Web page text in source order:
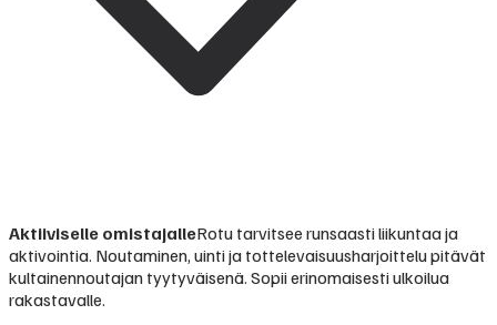
Aktiiviselle omistajalleRotu tarvitsee runsaasti liikuntaa ja
aktivointia. Noutaminen, uinti ja tottelevaisuusharjoittelu pitävät
kultainennoutajan tyytyväisenä. Sopii erinomaisesti ulkoilua
rakastavalle.